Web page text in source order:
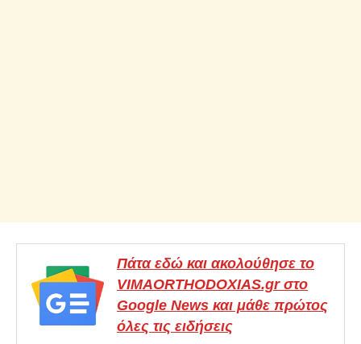
Πάτα εδώ και ακολούθησε το
VIMAORTHODOXIAS.gr στο
Google News και μάθε πρώτος
όλες τις ειδήσεις